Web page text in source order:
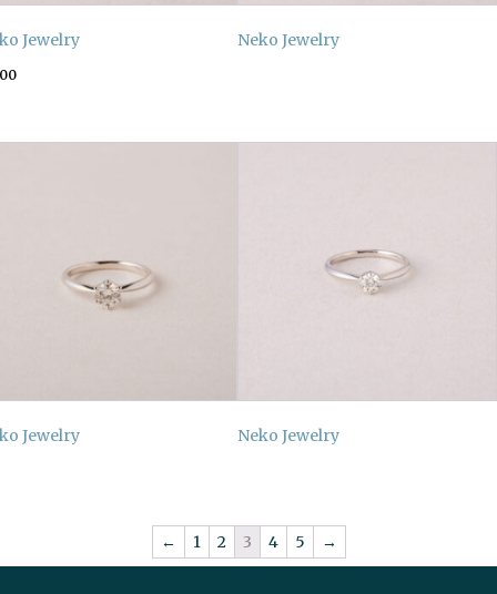
Jewelry Neko Jewelry
Jewelry Neko Jewelry
← 1 2 3 4 5 →